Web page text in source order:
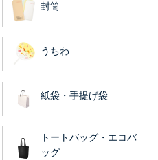
封筒
うちわ
紙袋・手提げ袋
トートバッグ・エコバ
ッグ